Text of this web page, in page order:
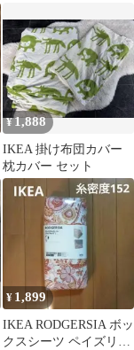
¥1,888
IKEA 掛け布団カバー
枕カバー セット
¥ 1,899
IKEA RODGERSIA ボッ
クスシーツ ペイズリー